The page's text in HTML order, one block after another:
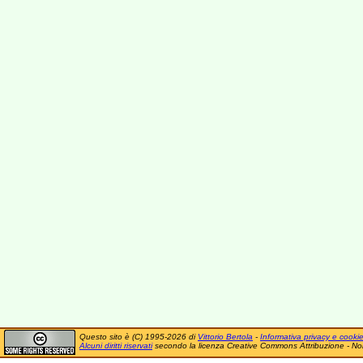
Questo sito è (C) 1995-2026 di Vittorio Bertola - Informativa privacy e cookie
Alcuni diritti riservatisecondo la licenza Creative Commons Attribuzione -